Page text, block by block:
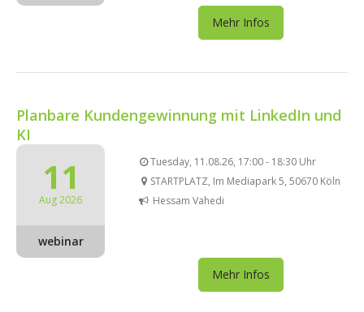
Mehr Infos
Planbare Kundengewinnung mit LinkedIn und
KI
11
Aug 2026
webinar
Tuesday, 11.08.26, 17:00 - 18:30 Uhr
STARTPLATZ, Im Mediapark 5, 50670 Köln
Hessam Vahedi
Mehr Infos